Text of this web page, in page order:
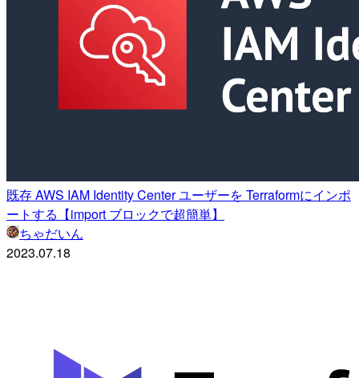
既存 AWS IAM Identity Center ユーザーを Terraformにインポ
ートする【import ブロックで超簡単】
ちゃだいん
2023.07.18